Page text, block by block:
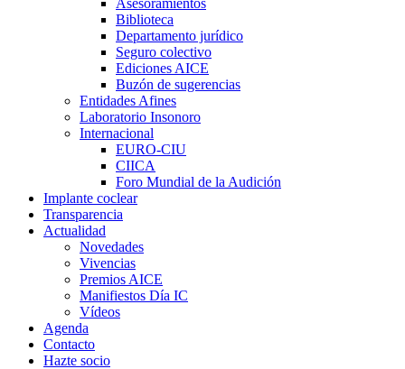
Asesoramientos
Biblioteca
Departamento jurídico
Seguro colectivo
Ediciones AICE
Buzón de sugerencias
Entidades Afines
Laboratorio Insonoro
Internacional
EURO-CIU
CIICA
Foro Mundial de la Audición
Implante coclear
Transparencia
Actualidad
Novedades
Vivencias
Premios AICE
Manifiestos Día IC
Vídeos
Agenda
Contacto
Hazte socio